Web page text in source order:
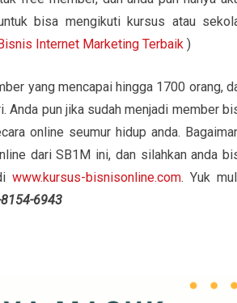
bisa mengikuti kursus atau
Internet Marketing Terbaik )
yang mencapai hingga 1700 orang,
Anda pun jika sudah menjadi member
online seumur hidup anda.
dari SB1M ini, dan silahkan anda
www.kursus-bisnisonline.com. Yuk
6943